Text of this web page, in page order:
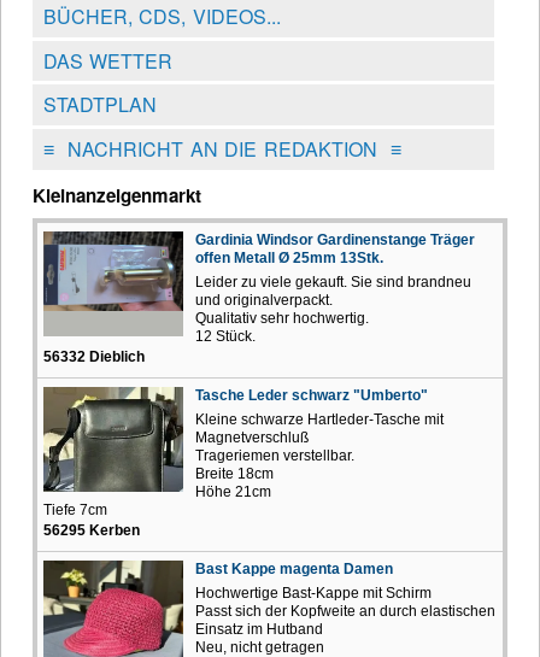
BÜCHER, CDS, VIDEOS...
DAS WETTER
STADTPLAN
≡NACHRICHT AN DIE REDAKTION ≡
Kleinanzeigenmarkt
Gardinia Windsor Gardinenstange Träger
offen Metall Ø 25mm 13Stk.
Leider zu viele gekauft. Sie sind brandneu
und originalverpackt.
Qualitativ sehr hochwertig.
12 Stück.
56332 Dieblich
Tasche Leder schwarz "Umberto"
Kleine schwarze Hartleder-Tasche mit
Magnetverschluß
Trageriemen verstellbar.
Breite 18cm
Höhe 21cm
Tiefe 7cm
56295 Kerben
Bast Kappe magenta Damen
Hochwertige Bast-Kappe mit Schirm
Passt sich der Kopfweite an durch elastischen
Einsatz im Hutband
Neu, nicht getragen